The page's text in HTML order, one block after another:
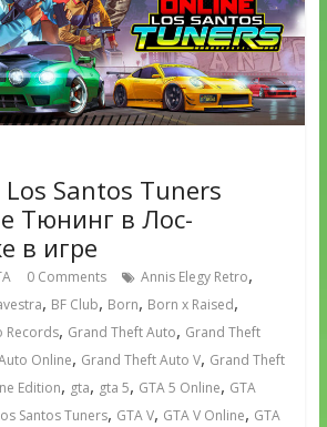
Santos Tuners
Тюнинг в Лос-
в игре
0 Comments Annis Elegy Retro,
, BF Club, Born, Born x Raised,
Records, Grand Theft Auto, Grand Theft
Online, Grand Theft Auto V, Grand Theft
Edition, gta, gta 5, GTA 5 Online, GTA
Santos Tuners, GTA V, GTA V Online, GTA